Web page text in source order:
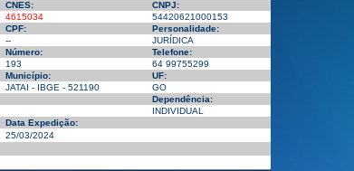
CNES:
CNPJ:
4615034
54420621000153
CPF:
Personalidade:
--
JURÍDICA
Número:
Telefone:
193
64 99755299
Município:
UF:
JATAI - IBGE - 521190
GO
Dependência:
INDIVIDUAL
Data Expedição:
25/03/2024